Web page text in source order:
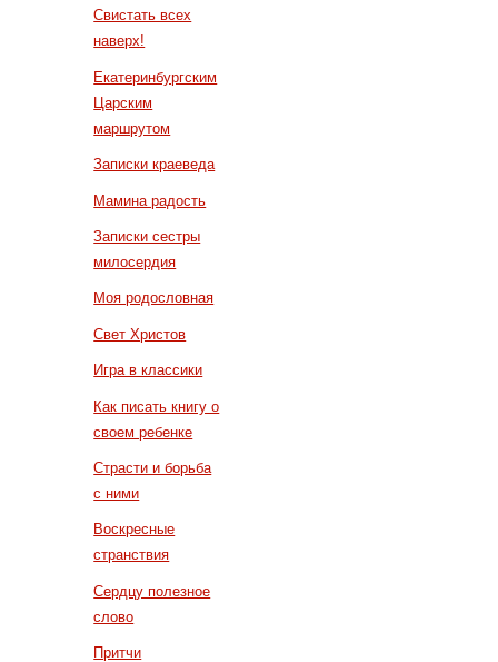
Свистать всех
наверх!
Екатеринбургским
Царским
маршрутом
Записки краеведа
Мамина радость
Записки сестры
милосердия
Моя родословная
Свет Христов
Игра в классики
Как писать книгу о
своем ребенке
Страсти и борьба
с ними
Воскресные
странствия
Сердцу полезное
слово
Притчи